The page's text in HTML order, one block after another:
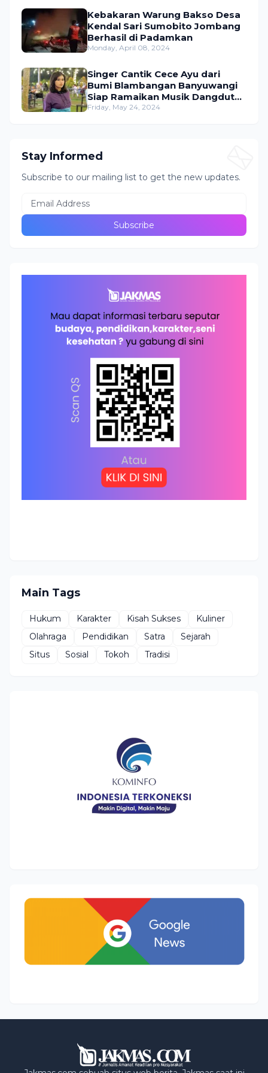
Kebakaran Warung Bakso Desa
Kendal Sari Sumobito Jombang
Berhasil di Padamkan
Monday, April 08, 2024
Singer Cantik Cece Ayu dari
Bumi Blambangan Banyuwangi
Siap Ramaikan Musik Dangdut
Indonesia
Friday, May 24, 2024
Stay Informed
Subscribe to our mailing list to get the new updates.
Main Tags
Hukum Karakter Kisah Sukses
Kuliner
Olahraga
Pendidikan Satra
Sejarah
Situs
Sosial Tokoh Tradisi